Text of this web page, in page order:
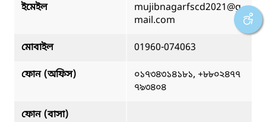
ইমেইল
mujibnagarfscd2021@g
mail.com
মোবাইল 01960-074063
ফোন (অফিস)
০১৭৩৪৩১৪১৮১, +৮৮০২৪৭৭
৭৯৩৪০৪
ফোন (বাসা)